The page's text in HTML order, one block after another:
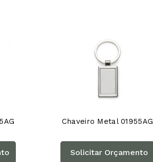
Chaveiro Metal 01955AG
Solicitar Orçamento